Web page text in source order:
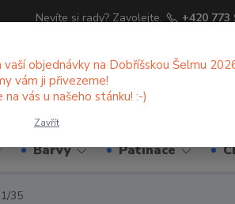
Nevíte si rady? Zavolejte. +420 773
Barvy Patinace
35
objednávky na Dobříšskou Šelmu
vám ji přivezeme!
na vás u našeho stánku! :-)
Zavřít